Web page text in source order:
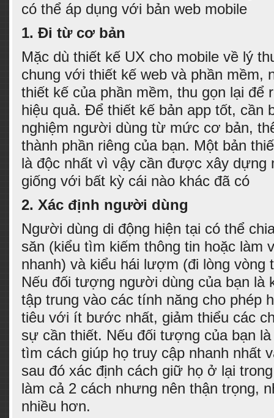
có thể áp dụng với bản web mobile
1. Đi từ cơ bản
Mặc dù thiết kế UX cho mobile về lý
chung với thiết kế web và phần mềm,
thiết kế của phần mềm, thu gọn lại để
hiệu quả. Để thiết kế bản app tốt, cần
nghiệm người dùng từ mức cơ bản,
thành phần riêng của bạn. Một bản
là độc nhất vì vậy cần được xây dựng
giống với bất kỳ cái nào khác đã có
2. Xác định người dùng
Người dùng di động hiện tại có thể
săn (kiểu tìm kiếm thông tin hoặc làm
nhanh) và kiểu hái lượm (đi lòng vòng
Nếu đối tượng người dùng của bạn là
tập trung vào các tính năng cho phép
tiêu với ít bước nhất, giảm thiểu các
sự cần thiết. Nếu đối tượng của bạn
tìm cách giúp họ truy cập nhanh nhất
sau đó xác định cách giữ họ ở lại
làm cả 2 cách nhưng nên thận trọng,
nhiều hơn.